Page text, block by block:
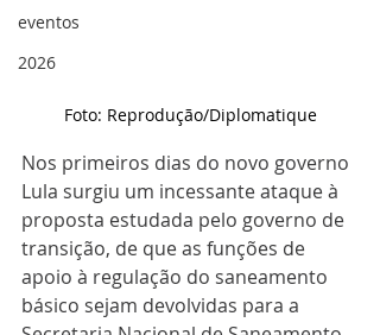
eventos
2026
Foto: Reprodução/Diplomatique
Nos primeiros dias do novo governo
Lula surgiu um incessante ataque à
proposta estudada pelo governo de
transição, de que as funções de
apoio à regulação do saneamento
básico sejam devolvidas para a